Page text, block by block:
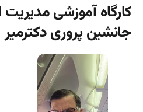
کارگاه آموزشی
جانشین پروری دکترمیر